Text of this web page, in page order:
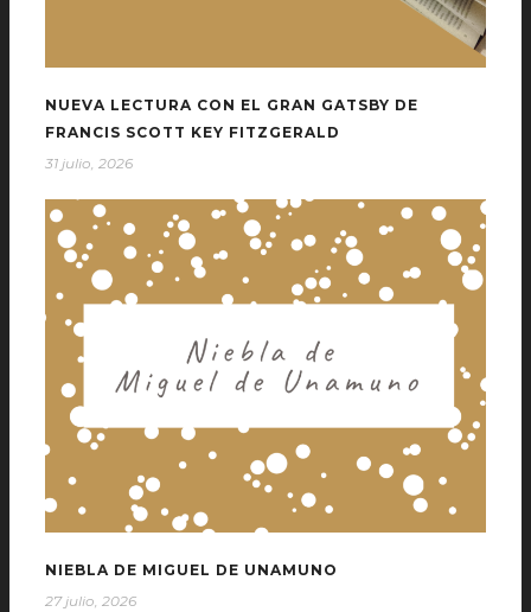
NUEVA LECTURA CON EL GRAN GATSBY DE
FRANCIS SCOTT KEY FITZGERALD
31 julio, 2026
NIEBLA DE MIGUEL DE UNAMUNO
27 julio, 2026